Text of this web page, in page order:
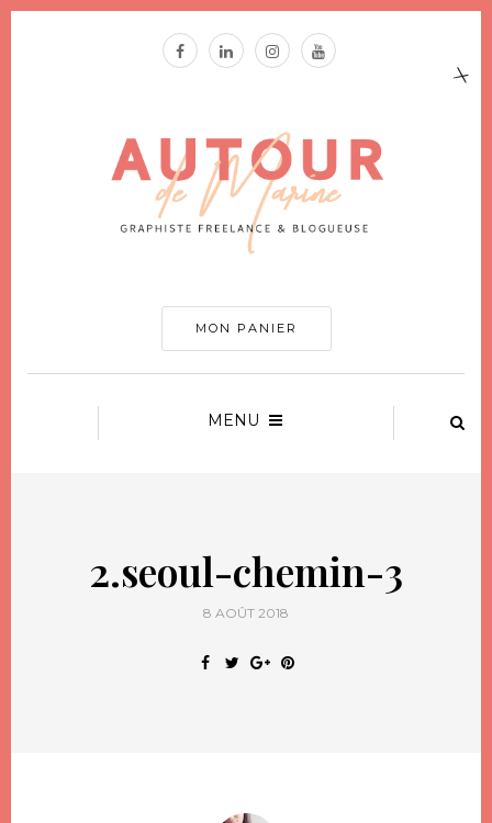
MON PANIER
MENU
2.seoul-chemin-3
8 AOÛT 2018